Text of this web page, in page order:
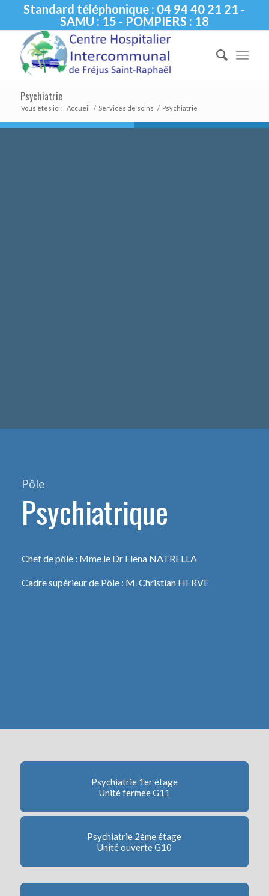
Standard téléphonique : 04 94 40 21 21 -
SAMU : 15 - POMPIERS : 18
Psychiatrie
Vous êtes ici : Accueil / Services de soins / Psychiatrie
Pôle
Psychiatrique
Chef de pôle : Mme le Dr Elena NATRELLA
Cadre supérieur de Pôle : M. Christian HERVE
Psychiatrie 1er étage
Unité fermée G11
Psychiatrie 2ème étage
Unité ouverte G10